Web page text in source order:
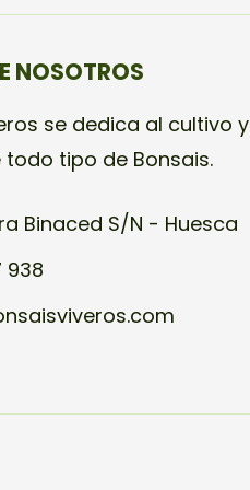
NOSOTROS
se dedica al cultivo y
tipo de Bonsais.
Binaced S/N - Huesca
938